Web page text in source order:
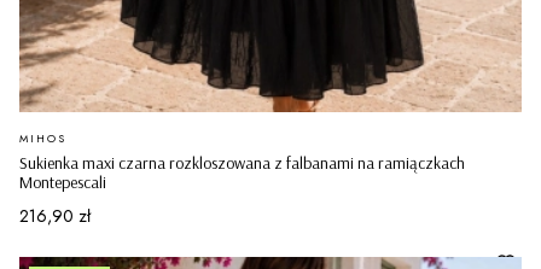
Sukienka maxi czarna rozkloszowana z falbanami na ramiączkach
Montepescali
PRODUCENT
MIHOS
Cena
216,90 zł